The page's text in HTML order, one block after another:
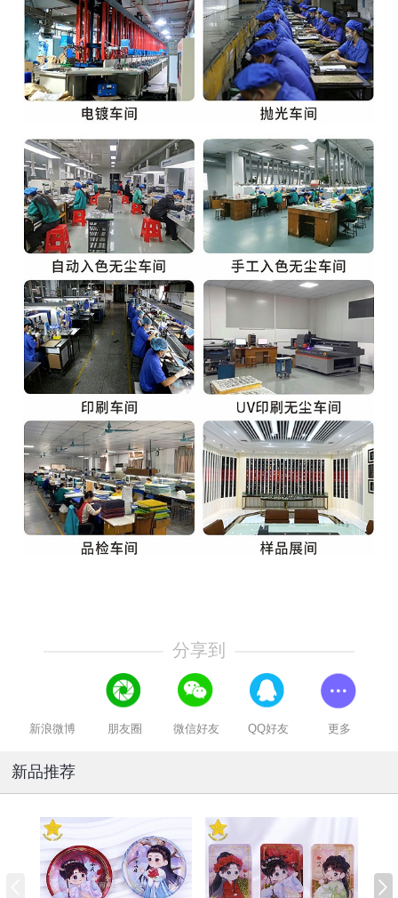
分享到
新浪微博 朋友圈 微信好友 QQ好友 更多
新品推荐